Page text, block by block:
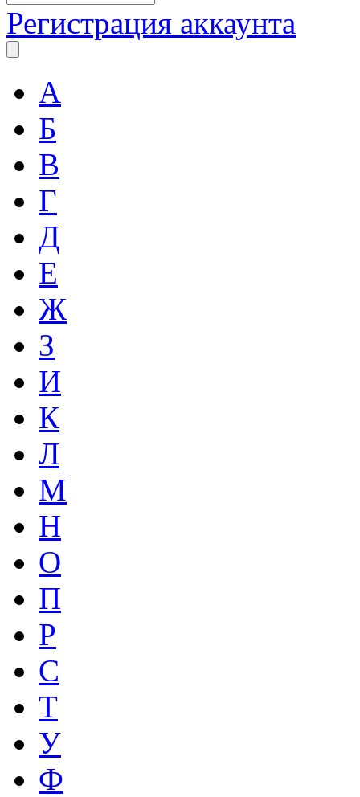
Регистрация аккаунта
А
Б
В
Г
Д
Е
Ж
З
И
К
Л
М
Н
О
П
Р
С
Т
У
Ф